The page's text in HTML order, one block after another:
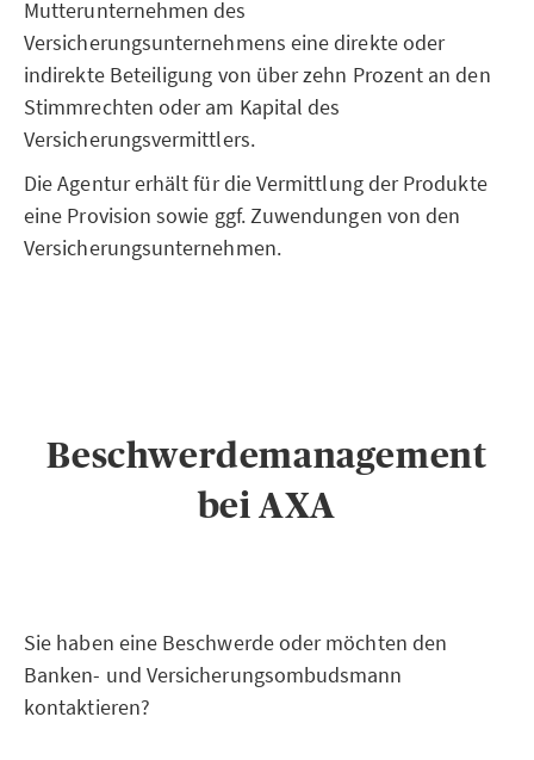
Mutterunternehmen des
Versicherungsunternehmens eine direkte oder
indirekte Beteiligung von über zehn Prozent an den
Stimmrechten oder am Kapital des
Versicherungsvermittlers.
Die Agentur erhält für die Vermittlung der Produkte
eine Provision sowie ggf. Zuwendungen von den
Versicherungsunternehmen.
Beschwerdemanagement
bei AXA
Sie haben eine Beschwerde oder möchten den
Banken- und Versicherungsombudsmann
kontaktieren?